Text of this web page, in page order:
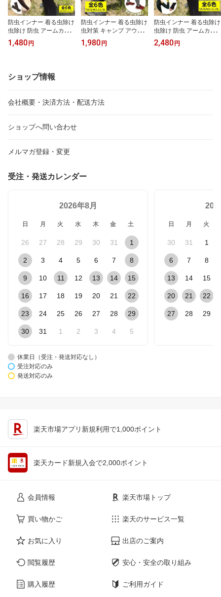
防虫インナー 着る虫除け
虫除け 防虫 アームカバ
ー 虫除けインナー 日焼
け 自転車 キャンプ アウ
SS S M L LL 3L インナー
1,480円
防虫インナー 着る虫除け
虫対策 キャンプ アウト
ドア 園芸 作業服 レディ
ース メンズ レギンス レ
1,980円
防虫インナー 着る虫除け
虫除け 防虫 アームカバ
ー 虫除けインナー 日焼
け 自転車 キャンプ アウ
2,480円
ショップ情報
会社概要・決済方法・配送方法
ショップへ問い合わせ
メルマガ登録・変更
受注・発送カレンダー
2026年8月
日 月 火 水 木 金 土
26 27 28 29 30 31 1
2 3 4 5 6 7 8
9 10 11 12 13 14 15
16 17 18 19 20 21 22
23 24 25 26 27 28 29
30 31 1 2 3 4 5
日 月 火
30 31 1
6 7 8
13 14 15
20 21 22
27 28 29
休業日（受注・発送対応なし）
受注対応のみ
発送対応のみ
楽天市場アプリ新規利用で1,000ポイント
楽天カード新規入会で2,000ポイント
会員情報
買い物かご
お気に入り
閲覧履歴
購入履歴
楽天市場トップ
楽天のサービス一覧
出店のご案内
安心・安全の取り組み
ご利用ガイド